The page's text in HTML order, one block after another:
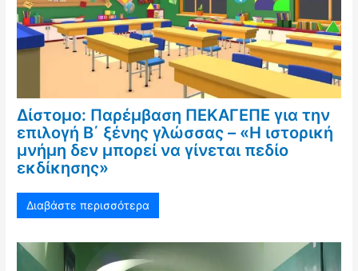
Δίστομο: Παρέμβαση ΠΕΚΑΓΕΠΕ για την
επιλογή Β΄ ξένης γλώσσας – «Η ιστορική
μνήμη δεν μπορεί να γίνεται πεδίο
εκδίκησης»
Διαβάστε περισσότερα